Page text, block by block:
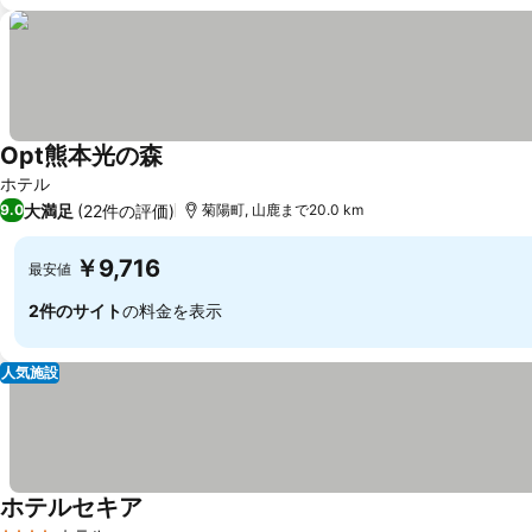
ホテル
Opt熊本光の森
9.0大満足 (22件の評価) 菊陽町, 山鹿まで20.0 km
最安値 ￥9,716
2件のサイトの料金を表示
人気施設
ホテルセキア